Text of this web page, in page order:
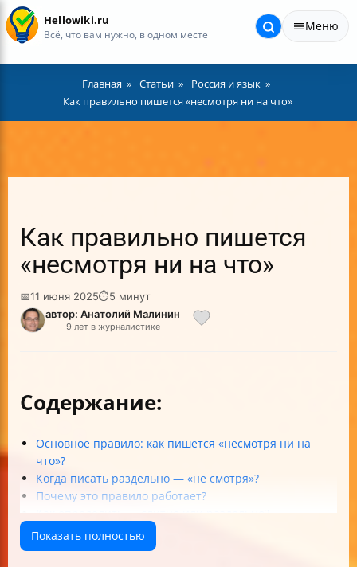
Hellowiki.ru
Всё, что вам нужно, в одном месте
Меню
Главная Статьи
Россия и язык
Как правильно пишется «несмотря ни на что»
Как правильно пишется
«несмотря ни на что»
📅11 июня 2025⏱5 минут
автор: Анатолий Малинин
9 лет в журналистике
Содержание:
Основное правило: как пишется «несмотря ни на
что»?
Когда писать раздельно — «не смотря»?
Почему это правило работает?
Как определить — слитно или раздельно?
Значение и контекст употребления
Пунктуация: когда ставить запятые?
Показать полностью